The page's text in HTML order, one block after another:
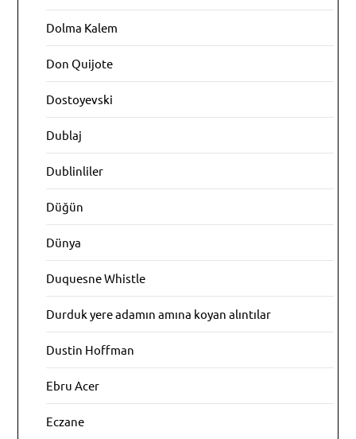
Dolma Kalem
Don Quijote
Dostoyevski
Dublaj
Dublinliler
Düğün
Dünya
Duquesne Whistle
Durduk yere adamın amına koyan alıntılar
Dustin Hoffman
Ebru Acer
Eczane